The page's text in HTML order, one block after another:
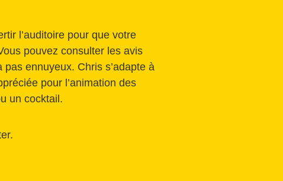
l’auditoire pour que votre
pouvez consulter les avis
ennuyeux. Chris s’adapte à
pour l’animation des
un cocktail.
.